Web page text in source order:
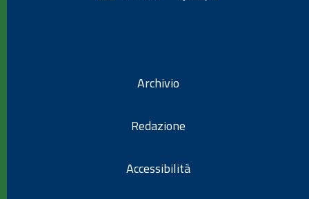
Archivio
Redazione
Accessibilità